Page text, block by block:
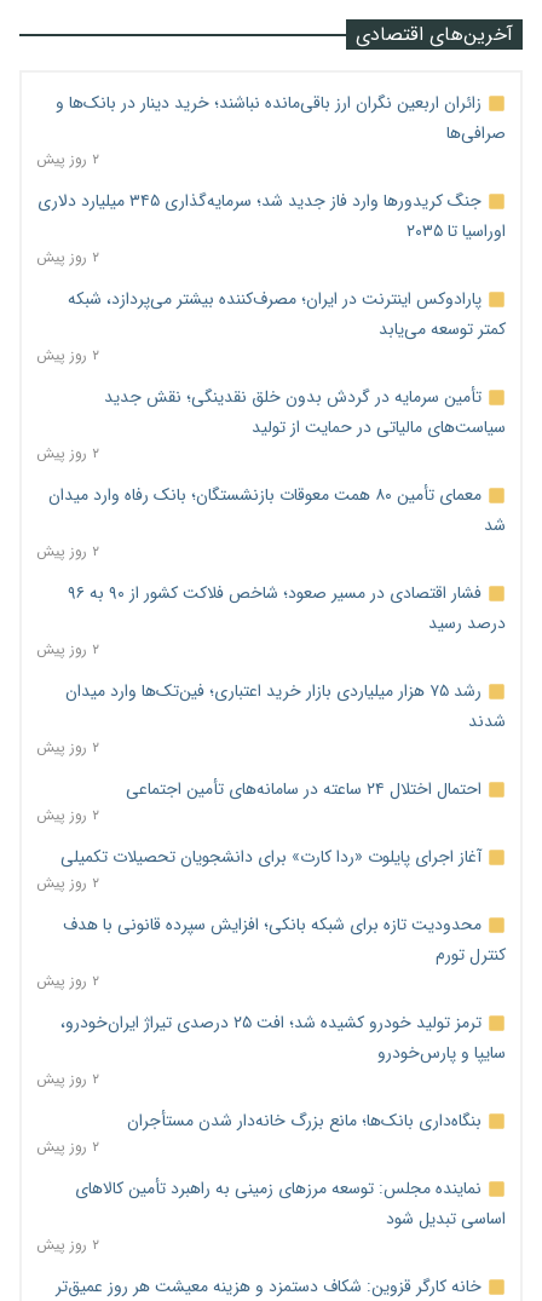
آخرین‌های اقتصادی
زائران اربعین نگران ارز باقی‌مانده نباشند؛ خرید دینار در بانک‌ها و
صرافی‌ها
۲ روز پیش
جنگ کریدورها وارد فاز جدید شد؛ سرمایه‌گذاری ۳۴۵ میلیارد دلاری
اوراسیا تا ۲۰۳۵
۲ روز پیش
پارادوکس اینترنت در ایران؛ مصرف‌کننده بیشتر می‌پردازد، شبکه
کمتر توسعه می‌یابد
۲ روز پیش
تأمین سرمایه در گردش بدون خلق نقدینگی؛ نقش جدید
سیاست‌های مالیاتی در حمایت از تولید
۲ روز پیش
معمای تأمین ۸۰ همت معوقات بازنشستگان؛ بانک رفاه وارد میدان
شد
۲ روز پیش
فشار اقتصادی در مسیر صعود؛ شاخص فلاکت کشور از ۹۰ به ۹۶
درصد رسید
۲ روز پیش
رشد ۷۵ هزار میلیاردی بازار خرید اعتباری؛ فین‌تک‌ها وارد میدان
شدند
۲ روز پیش
احتمال اختلال ۲۴ ساعته در سامانه‌های تأمین اجتماعی
۲ روز پیش
آغاز اجرای پایلوت «ردا کارت» برای دانشجویان تحصیلات تکمیلی
۲ روز پیش
محدودیت تازه برای شبکه بانکی؛ افزایش سپرده قانونی با هدف
کنترل تورم
۲ روز پیش
ترمز تولید خودرو کشیده شد؛ افت ۲۵ درصدی تیراژ ایران‌خودرو،
سایپا و پارس‌خودرو
۲ روز پیش
بنگاه‌داری بانک‌ها؛ مانع بزرگ خانه‌دار شدن مستأجران
۲ روز پیش
نماینده مجلس: توسعه مرزهای زمینی به راهبرد تأمین کالاهای
اساسی تبدیل شود
۲ روز پیش
خانه کارگر قزوین: شکاف دستمزد و هزینه معیشت هر روز عمیق‌تر